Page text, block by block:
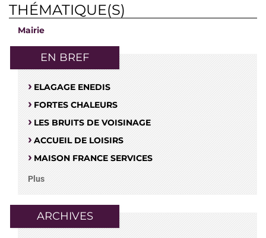
THÉMATIQUE(S)
Mairie
EN BREF
ELAGAGE ENEDIS
FORTES CHALEURS
LES BRUITS DE VOISINAGE
ACCUEIL DE LOISIRS
MAISON FRANCE SERVICES
Plus
ARCHIVES